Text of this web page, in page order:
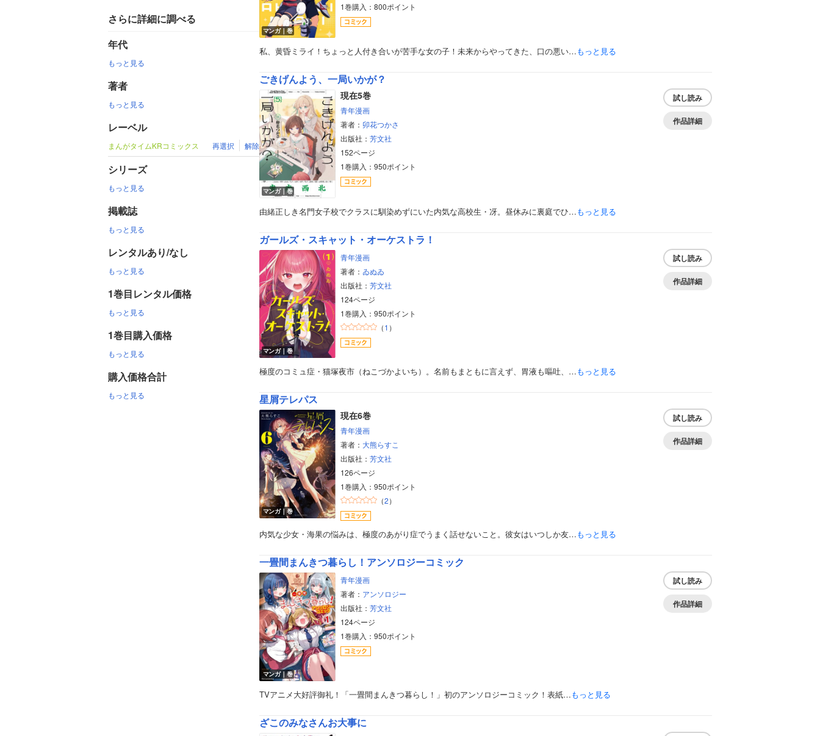
さらに詳細に調べる
年代
もっと見る
著者
もっと見る
レーベル
まんがタイムKRコミックス 再選択 解除
シリーズ
もっと見る
掲載誌
もっと見る
レンタルあり/なし
もっと見る
1巻目レンタル価格
もっと見る
1巻目購入価格
もっと見る
購入価格合計
もっと見る
マンガ｜巻
1巻購入：800ポイント
私、黄昏ミライ！ちょっと人付き合いが苦手な女の子！未来からやってきた、口の悪い…もっと見る
ごきげんよう、一局いかが？
マンガ｜巻
現在5巻
青年漫画
著者： 卯花つかさ
出版社： 芳文社
152ページ
1巻購入：950ポイント
試し読み
作品詳細
由緒正しき名門女子校でクラスに馴染めずにいた内気な高校生・冴。昼休みに裏庭でひ…もっと見る
ガールズ・スキャット・オーケストラ！
マンガ｜巻
青年漫画
著者： ゐぬゐ
出版社： 芳文社
124ページ
1巻購入：950ポイント
（1 ）
試し読み
作品詳細
極度のコミュ症・猫塚夜市（ねこづかよいち）。名前もまともに言えず、胃液も嘔吐、…もっと見る
星屑テレパス
マンガ｜巻
現在6巻
青年漫画
著者： 大熊らすこ
出版社： 芳文社
126ページ
1巻購入：950ポイント
（2）
試し読み
作品詳細
内気な少女・海果の悩みは、極度のあがり症でうまく話せないこと。彼女はいつしか友…もっと見る
一畳間まんきつ暮らし！アンソロジーコミック
マンガ｜巻
青年漫画
著者： アンソロジー
出版社： 芳文社
124ページ
1巻購入：950ポイント
試し読み
作品詳細
TVアニメ大好評御礼！「一畳間まんきつ暮らし！」初のアンソロジーコミック！表紙…もっと見る
ざこのみなさんお大事に